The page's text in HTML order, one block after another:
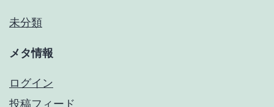
未分類
メタ情報
ログイン
投稿フィード